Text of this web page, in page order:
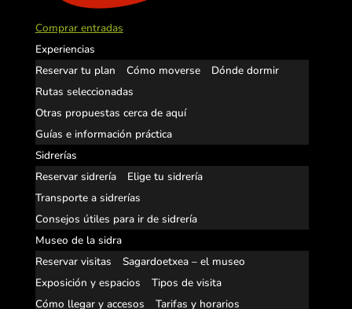
Comprar entradas
Experiencias
Reservar tu plan
Cómo moverse
Dónde dormir
Rutas seleccionadas
Otras propuestas cerca de aquí
Guías e información práctica
Sidrerías
Reservar sidrería
Elige tu sidrería
Transporte a sidrerías
Consejos útiles para ir de sidrería
Museo de la sidra
Reservar visitas
Sagardoetxea – el museo
Exposición y espacios
Tipos de visita
Cómo llegar y accesos
Tarifas y horarios